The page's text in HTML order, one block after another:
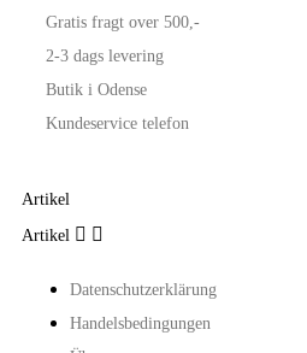
Gratis fragt over 500,-
2-3 dags levering
Butik i Odense
Kundeservice telefon
Artikel
Artikel  
Datenschutzerklärung
Handelsbedingungen